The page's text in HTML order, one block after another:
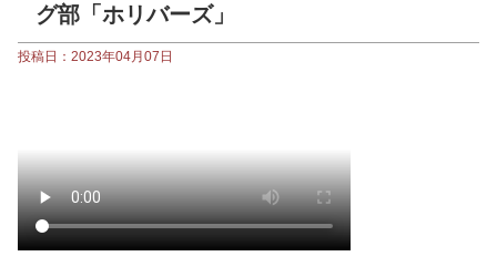
グ部「ホリバーズ」
投稿日：2023年04月07日